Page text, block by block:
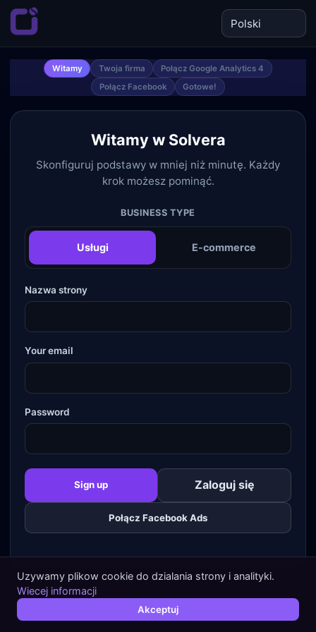
Witamy Twoja firma
Połącz Google Analytics 4
Połącz Facebook
Gotowe!
Witamy w Solvera
Skonfiguruj podstawy w mniej niż minutę. Każdy
krok możesz pominąć.
BUSINESS TYPE
Usługi E-commerce
Nazwa strony
Your email
Password
Sign up Zaloguj się
Połącz Facebook Ads
Uzywamy plikow cookie do dzialania strony i analityki.
Wiecej informacji
Akceptuj